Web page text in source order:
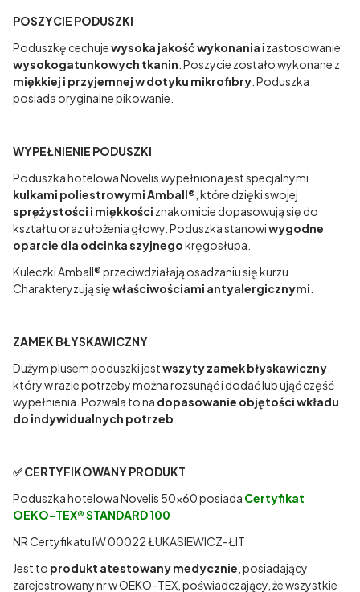
POSZYCIE PODUSZKI
Poduszkę cechujewysoka jakość wykonaniai zastosowanie
wysokogatunkowych tkanin . Poszycie zostało wykonane z
miękkiej i przyjemnej w dotyku mikrofibry . Poduszka
posiada oryginalne pikowanie.
WYPEŁNIENIE PODUSZKI
Poduszka hotelowa Novelis wypełniona jest specjalnymi
kulkami poliestrowymi Amball® , które dzięki swojej
sprężystości i miękkości znakomicie dopasowują się do
kształtu oraz ułożenia głowy. Poduszka stanowiwygodne
oparcie dla odcinka szyjnegokręgosłupa.
Kuleczki Amball® przeciwdziałają osadzaniu się kurzu.
Charakteryzują sięwłaściwościami antyalergicznymi
ZAMEK BŁYSKAWICZNY
Dużym plusem poduszki jestwszyty zamek błyskawiczny
który w razie potrzeby można rozsunąć i dodać lub ująć część
wypełnienia. Pozwala to na dopasowanie objętości wkładu
do indywidualnych potrzeb
✅ CERTYFIKOWANY PRODUKT
Poduszka hotelowa Novelis 50x60 posiada Certyfikat
OEKO-TEX® STANDARD 100
NR Certyfikatu IW 00022 ŁUKASIEWICZ-ŁIT
Jest to produkt atestowany medycznie , posiadający
zarejestrowany nr w OEKO-TEX, poświadczający, że wszystkie